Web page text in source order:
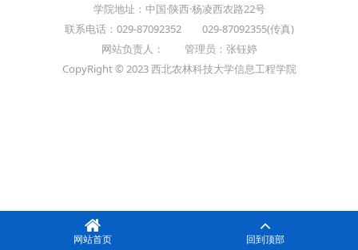
学院地址：中国·陕西·杨凌西农路22号
联系电话：029-87092352 029-87092355(传真)
网站负责人： 管理员：张钰婷
CopyRight © 2023 西北农林科技大学信息工程学院
网站首页 回到顶部